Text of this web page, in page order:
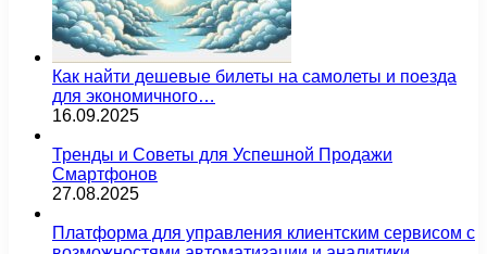
Как найти дешевые билеты на самолеты и поезда
для экономичного…
16.09.2025
Тренды и Советы для Успешной Продажи
Смартфонов
27.08.2025
Платформа для управления клиентским сервисом с